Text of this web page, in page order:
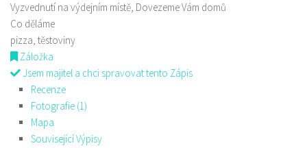
Vyzvednutí na výdejním místě, Dovezeme Vám domů
Co děláme
pizza, těstoviny
Záložka
Jsem majitel a chci spravovat tento Zápis
Recenze
Fotografie (1)
Mapa
Související Výpisy